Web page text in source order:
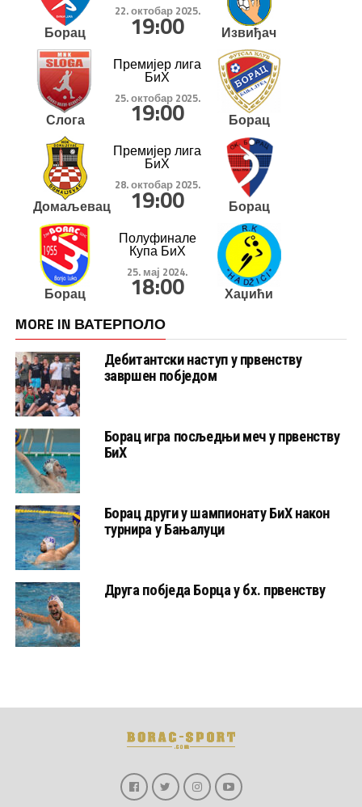
Борац
22. октобар 2025.
19:00 Извиђач
Слога
Премијер лига
БиХ
25. октобар 2025.
19:00 Борац
Домаљевац
Премијер лига
БиХ
28. октобар 2025.
19:00 Борац
Борац
Полуфинале
Купа БиХ
25. мај 2024.
18:00 Хаџићи
MORE IN ВАТЕРПОЛО
Дебитантски наступ у првенству
завршен побједом
Борац игра посљедњи меч у првенству
БиХ
Борац други у шампионату БиХ након
турнира у Бањалуци
Друга побједа Борца у бх. првенству